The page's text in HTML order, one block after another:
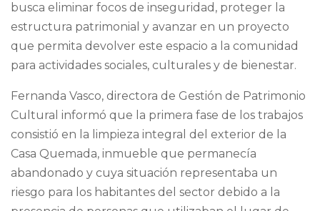
busca eliminar focos de inseguridad, proteger la
estructura patrimonial y avanzar en un proyecto
que permita devolver este espacio a la comunidad
para actividades sociales, culturales y de bienestar.
Fernanda Vasco, directora de Gestión de Patrimonio
Cultural informó que la primera fase de los trabajos
consistió en la limpieza integral del exterior de la
Casa Quemada, inmueble que permanecía
abandonado y cuya situación representaba un
riesgo para los habitantes del sector debido a la